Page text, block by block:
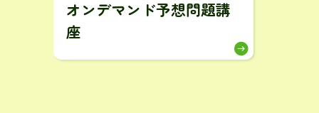
オンデマンド予想問題講
座